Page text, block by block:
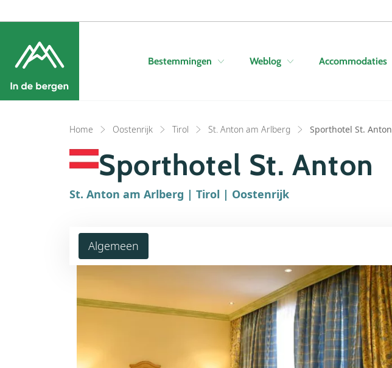
Bestemmingen Weblog Accommodaties
Home Oostenrijk Tirol St. Anton am Arlberg Sporthotel St. Anton
Sporthotel St. Anton
St. Anton am Arlberg | Tirol | Oostenrijk
Algemeen